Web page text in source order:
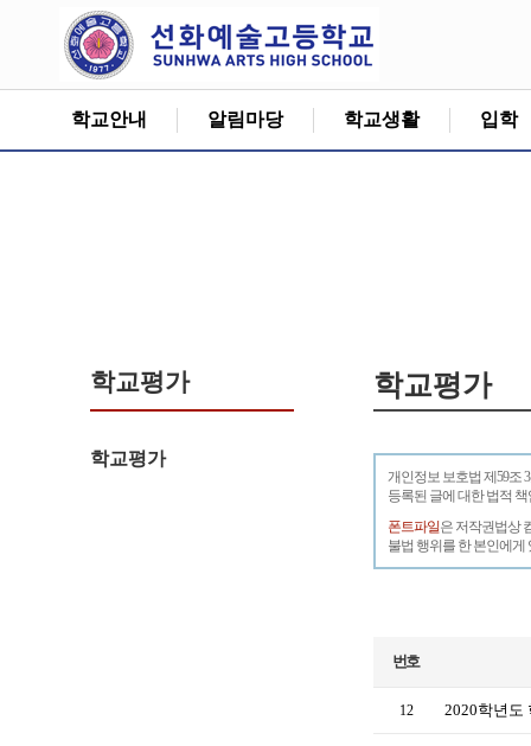
학교안내 알림마당 학교생활 입학
학교평가
학교평가
학교평가
개인정보 보호법 제59조
등록된 글에 대한 법적
폰트파일은 저작권법상
불법 행위를 한 본인에게
번호
12 2020학년도